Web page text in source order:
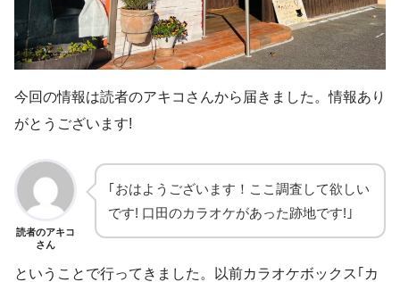
今回の情報は読者のアキコさんから届きました。情報あり
がとうございます!
読者のアキコ
さん
｢おはようございます！ここ調査して欲しい
です! 口田のカラオケがあった跡地です!｣
ということで行ってきました。以前カラオケボックス｢カ